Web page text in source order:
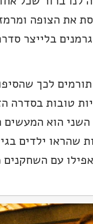
את הצופה
בלייצר
לכך
טובות בסדרה
הוא המעשים
שהראו ילדים